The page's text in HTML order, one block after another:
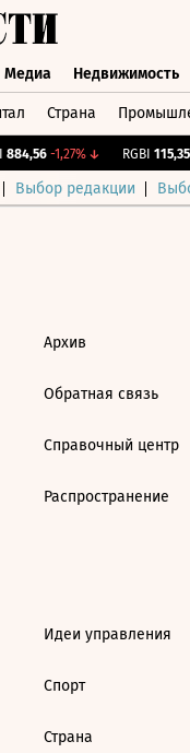
Медиа Недвижимость
Страна
-1,27%↓ RGBI 115,35
Выбор редакции
Архив
Обратная связь
Справочный центр
Распространение
Идеи управления
Спорт
Страна